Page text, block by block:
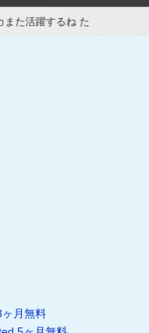
ャスカは強さとか以前に
ヶ月無料